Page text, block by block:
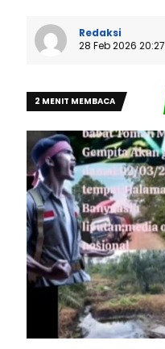
Redaksi
28 Feb 2026 20:27
2 MENIT MEMBACA